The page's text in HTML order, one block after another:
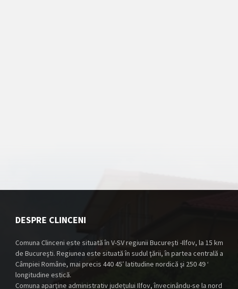
DESPRE CLINCENI
Comuna Clinceni este situată în V-SV regiunii Bucureşti -Ilfov, la 15 km
de Bucureşti. Regiunea este situată în sudul ţării, în partea centrală a
Câmpiei Române, mai precis 440 45′ latitudine nordică şi 250 49 ‘
longitudine estică.
Comuna aparţine administrativ judeţului Ilfov, învecinându-se la nord